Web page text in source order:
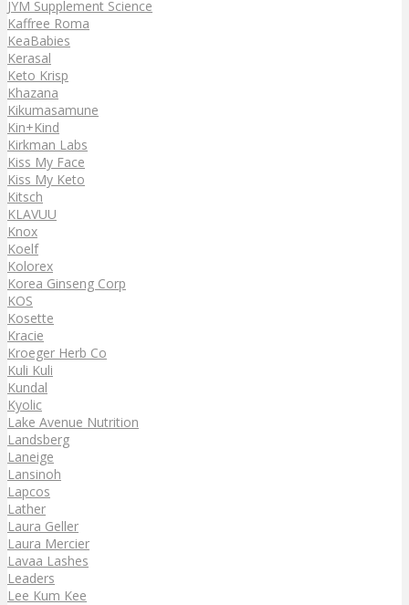
JYM Supplement Science
Kaffree Roma
KeaBabies
Kerasal
Keto Krisp
Khazana
Kikumasamune
Kin+Kind
Kirkman Labs
Kiss My Face
Kiss My Keto
Kitsch
KLAVUU
Knox
Koelf
Kolorex
Korea Ginseng Corp
KOS
Kosette
Kracie
Kroeger Herb Co
Kuli Kuli
Kundal
Kyolic
Lake Avenue Nutrition
Landsberg
Laneige
Lansinoh
Lapcos
Lather
Laura Geller
Laura Mercier
Lavaa Lashes
Leaders
Lee Kum Kee